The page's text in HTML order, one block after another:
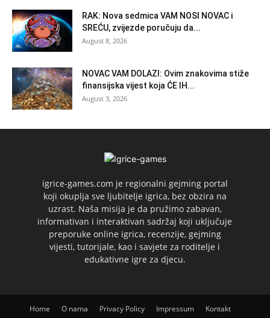
RAK: Nova sedmica VAM NOSI NOVAC i
SREĆU, zvijezde poručuju da...
August 8, 2026
NOVAC VAM DOLAZI: Ovim znakovima stiže
finansijska vijest koja ĆE IH...
August 3, 2026
igrice-games.com je regionalni gejming portal
koji okuplja sve ljubitelje igrica, bez obzira na
uzrast. Naša misija je da pružimo zabavan,
informativan i interaktivan sadržaj koji uključuje
preporuke online igrica, recenzije, gejming
vijesti, tutorijale, kao i savjete za roditelje i
edukativne igre za djecu.
Home O nama Privacy Policy Impressum
Kontakt